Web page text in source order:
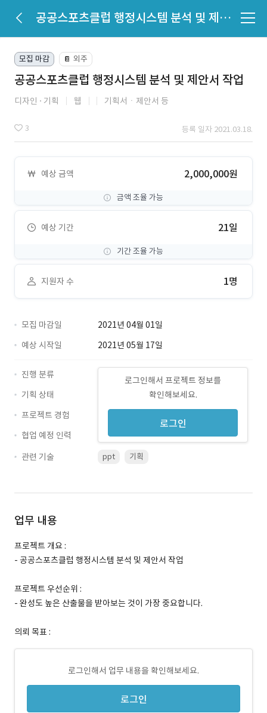
공공스포츠클럽 행정시스템 분석 및 제안서 작업
모집 마감 📔 외주
공공스포츠클럽 행정시스템 분석 및 제안서 작업
디자인 기획 웹 기획서ㆍ제안서 등
3 등록 일자 2021.03.18.
예상 금액 2,000,000원
금액 조율 가능
예상 기간 21일
기간 조율 가능
지원자 수 1명
모집 마감일
2021년 04월 01일
예상 시작일
2021년 05월 17일
로그인해서 프로젝트 정보를
확인해보세요.
로그인
진행 분류
기획 상태
프로젝트 경험
협업 예정 인력
관련 기술
ppt 기획
업무 내용
프로젝트 개요 :
- 공공스포츠클럽 행정시스템 분석 및 제안서 작업
프로젝트 우선순위 :
- 완성도 높은 산출물을 받아보는 것이 가장 중요합니다.
의뢰 목표 :
로그인해서 업무 내용을 확인해보세요.
로그인